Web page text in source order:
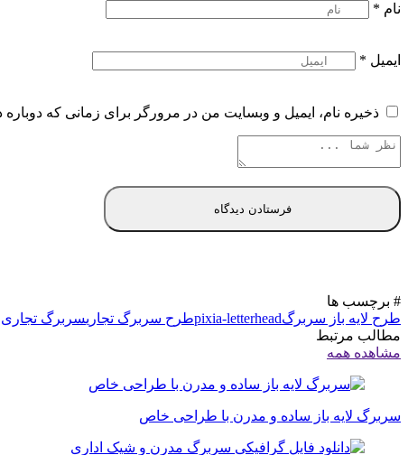
نام *
ایمیل *
ذخیره نام، ایمیل و وبسایت من در مرورگر برای زمانی که
# برچسب ها
طرح لایه باز سربرگpixia-letterheadطرح سربرگ تجاریسربرگ تجاری
مطالب مرتبط
مشاهده همه
سربرگ لایه باز ساده و مدرن با طراحی خاص